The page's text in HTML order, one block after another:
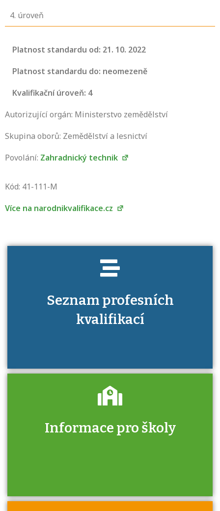
4. úroveň
Platnost standardu od: 21. 10. 2022
Platnost standardu do: neomezeně
Kvalifikační úroveň: 4
Autorizující orgán: Ministerstvo zemědělství
Skupina oborů: Zemědělství a lesnictví
Povolání: Zahradnický technik
Kód: 41-111-M
Více na narodnikvalifikace.cz
Seznam profesních
kvalifikací
Víte, jaké dovednosti musíte pro danou
Informace pro školy
Zjistěte, jak se přihlásit ke zkoušce a kde